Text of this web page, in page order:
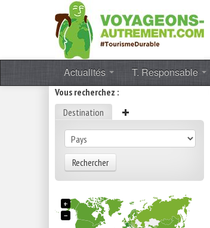
Actualités T. Responsable
Vous recherchez :
Destination
Rechercher
+
−